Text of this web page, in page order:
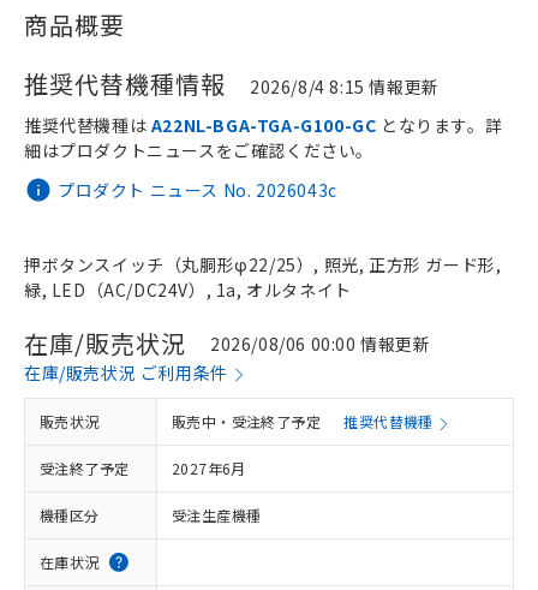
商品概要
推奨代替機種情報
2026/8/4 8:15 情報更新
プロダクト ニュース No. 2026043c
推奨代替機種は A22NL-BGA-TGA-G100-GC となります。詳
細はプロダクトニュースをご確認ください。
押ボタンスイッチ（丸胴形φ22/25）, 照光, 正方形 ガード形,
緑, LED（AC/DC24V）, 1a, オルタネイト
在庫/販売状況
2026/08/06 00:00 情報更新
在庫/販売状況 ご利用条件
販売状況 販売中・受注終了予定 推奨代替機種
受注終了予定 2027年6月
機種区分 受注生産機種
在庫状況